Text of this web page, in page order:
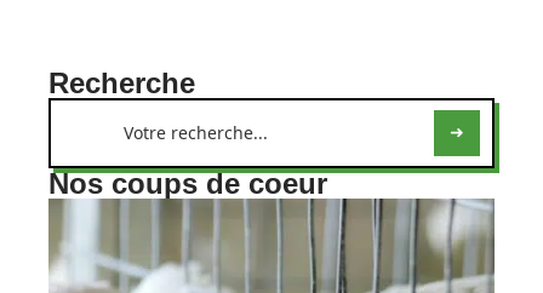
Recherche
Nos coups de coeur